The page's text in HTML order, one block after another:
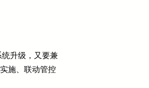
统升级，又要兼
施、联动管控